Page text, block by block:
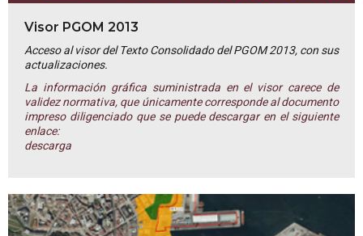
Visor PGOM 2013
Acceso al visor del Texto Consolidado del PGOM 2013, con sus
actualizaciones.
La información gráfica suministrada en el visor carece de
validez normativa, que únicamente corresponde al documento
impreso diligenciado que se puede descargar en el siguiente
enlace:
descarga